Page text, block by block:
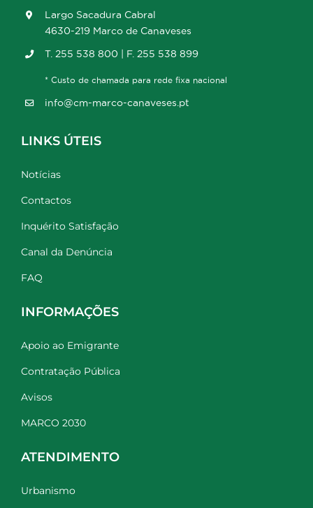
Largo Sacadura Cabral
4630-219 Marco de Canaveses
T. 255 538 800 | F. 255 538 899
* Custo de chamada para rede fixa nacional
info@cm-marco-canaveses.pt
LINKS ÚTEIS
Notícias
Contactos
Inquérito Satisfação
Canal da Denúncia
FAQ
INFORMAÇÕES
Apoio ao Emigrante
Contratação Pública
Avisos
MARCO 2030
ATENDIMENTO
Urbanismo